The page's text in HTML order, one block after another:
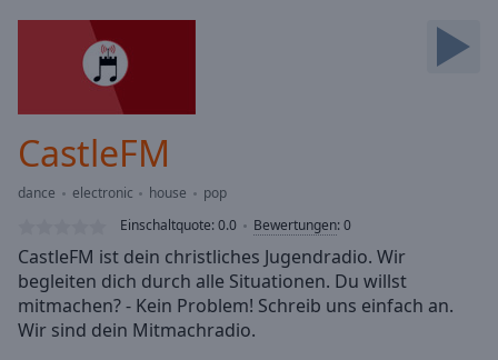
Loaded :
Stream
TypeLIVE
Seek to
currently
CastleFM
dance electronic house
pop
Einschaltquote:0.0 Bewertungen:0
CastleFM ist dein christliches Jugendradio. Wir
begleiten dich durch alle Situationen. Du willst
mitmachen? - Kein Problem! Schreib uns einfach an.
Wir sind dein Mitmachradio.